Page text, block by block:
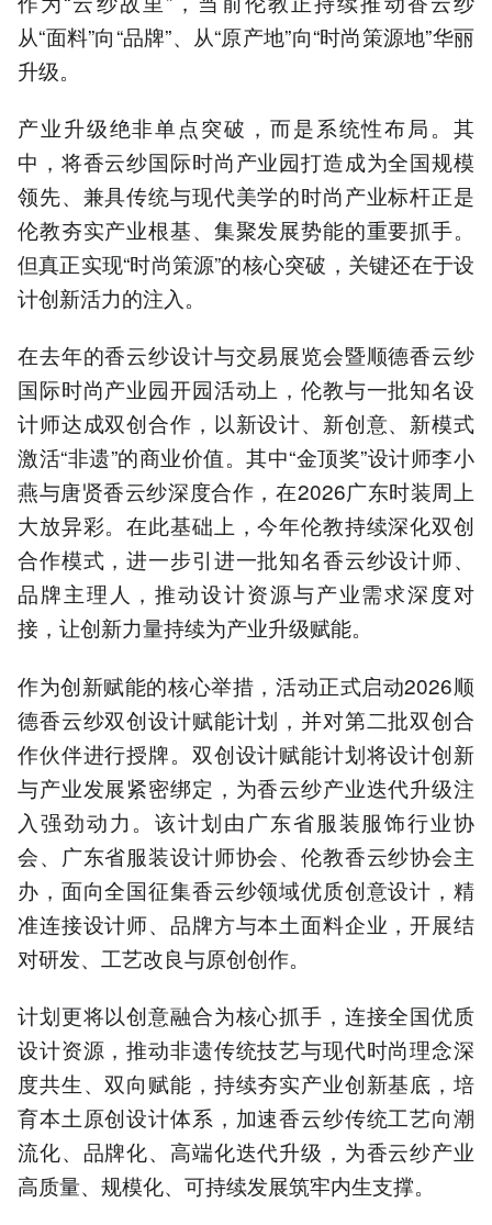
从“面料”向“品牌”、从“原产地”向“时尚策源地”华丽
升级。
产业升级绝非单点突破，而是系统性布局。其
中，将香云纱国际时尚产业园打造成为全国规模
领先、兼具传统与现代美学的时尚产业标杆正是
伦教夯实产业根基、集聚发展势能的重要抓手。
但真正实现“时尚策源”的核心突破，关键还在于设
计创新活力的注入。
在去年的香云纱设计与交易展览会暨顺德香云纱
国际时尚产业园开园活动上，伦教与一批知名设
计师达成双创合作，以新设计、新创意、新模式
激活“非遗”的商业价值。其中“金顶奖”设计师李小
燕与唐贤香云纱深度合作，在2026广东时装周上
大放异彩。在此基础上，今年伦教持续深化双创
合作模式，进一步引进一批知名香云纱设计师、
品牌主理人，推动设计资源与产业需求深度对
接，让创新力量持续为产业升级赋能。
作为创新赋能的核心举措，活动正式启动2026顺
德香云纱双创设计赋能计划，并对第二批双创合
作伙伴进行授牌。双创设计赋能计划将设计创新
与产业发展紧密绑定，为香云纱产业迭代升级注
入强劲动力。该计划由广东省服装服饰行业协
会、广东省服装设计师协会、伦教香云纱协会主
办，面向全国征集香云纱领域优质创意设计，精
准连接设计师、品牌方与本土面料企业，开展结
对研发、工艺改良与原创创作。
计划更将以创意融合为核心抓手，连接全国优质
设计资源，推动非遗传统技艺与现代时尚理念深
度共生、双向赋能，持续夯实产业创新基底，培
育本土原创设计体系，加速香云纱传统工艺向潮
流化、品牌化、高端化迭代升级，为香云纱产业
高质量、规模化、可持续发展筑牢内生支撑。